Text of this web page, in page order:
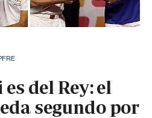
del Rey: el
segundo por